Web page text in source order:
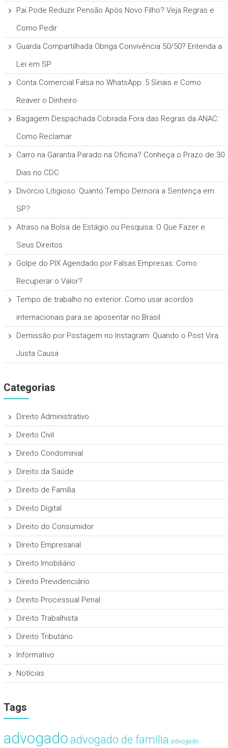
Pai Pode Reduzir Pensão Após Novo Filho? Veja Regras e
Como Pedir
Guarda Compartilhada Obriga Convivência 50/50? Entenda a
Lei em SP
Conta Comercial Falsa no WhatsApp: 5 Sinais e Como
Reaver o Dinheiro
Bagagem Despachada Cobrada Fora das Regras da ANAC:
Como Reclamar
Carro na Garantia Parado na Oficina? Conheça o Prazo de 30
Dias no CDC
Divórcio Litigioso: Quanto Tempo Demora a Sentença em
SP?
Atraso na Bolsa de Estágio ou Pesquisa: O Que Fazer e
Seus Direitos
Golpe do PIX Agendado por Falsas Empresas: Como
Recuperar o Valor?
Tempo de trabalho no exterior: Como usar acordos
internacionais para se aposentar no Brasil
Demissão por Postagem no Instagram: Quando o Post Vira
Justa Causa
Categorias
Direito Administrativo
Direito Civil
Direito Condominial
Direito da Saúde
Direito de Família
Direito Digital
Direito do Consumidor
Direito Empresarial
Direito Imobiliário
Direito Previdenciário
Direito Processual Penal
Direito Trabalhista
Direito Tributário
Informativo
Notícias
Tags
advogado advogado de família advogado